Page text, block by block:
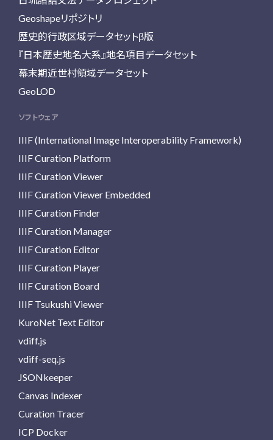
Geoshapeリポジトリ
歴史的行政区域データセットβ版
『日本歴史地名大系』地名項目データセット
幕末期近世村領域データセット
GeoLOD
ソフトウェア
IIIF (International Image Interoperability Framework)
IIIF Curation Platform
IIIF Curation Viewer
IIIF Curation Viewer Embedded
IIIF Curation Finder
IIIF Curation Manager
IIIF Curation Editor
IIIF Curation Player
IIIF Curation Board
IIIF Tsukushi Viewer
KuroNet Text Editor
vdiff.js
vdiff-seq.js
JSONkeeper
Canvas Indexer
Curation Tracer
ICP Docker